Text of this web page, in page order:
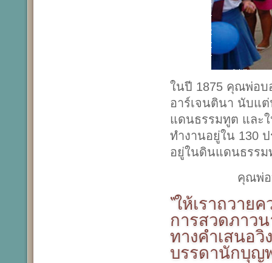
ในปี 1875 คุณพ่อบ
อาร์เจนตินา นับแ
แดนธรรมทูต และ
ทำงานอยู่ใน 130
อยู่ในดินแดนธรรม
คุณพ่อ
“ให้เราถวาย
การสวดภาว
ทางคำเสนอ
บรรดานักบุญ